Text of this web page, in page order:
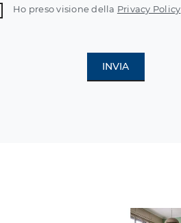
Ho preso visione della Privacy Policy
INVIA